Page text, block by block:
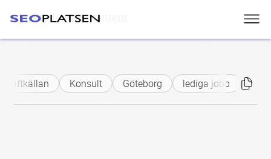
Skip to main content
Kraftkällan Konsult Göteborg lediga jobb